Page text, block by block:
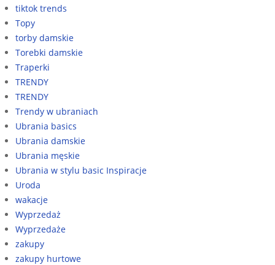
tiktok trends
Topy
torby damskie
Torebki damskie
Traperki
TRENDY
TRENDY
Trendy w ubraniach
Ubrania basics
Ubrania damskie
Ubrania męskie
Ubrania w stylu basic Inspiracje
Uroda
wakacje
Wyprzedaż
Wyprzedaże
zakupy
zakupy hurtowe